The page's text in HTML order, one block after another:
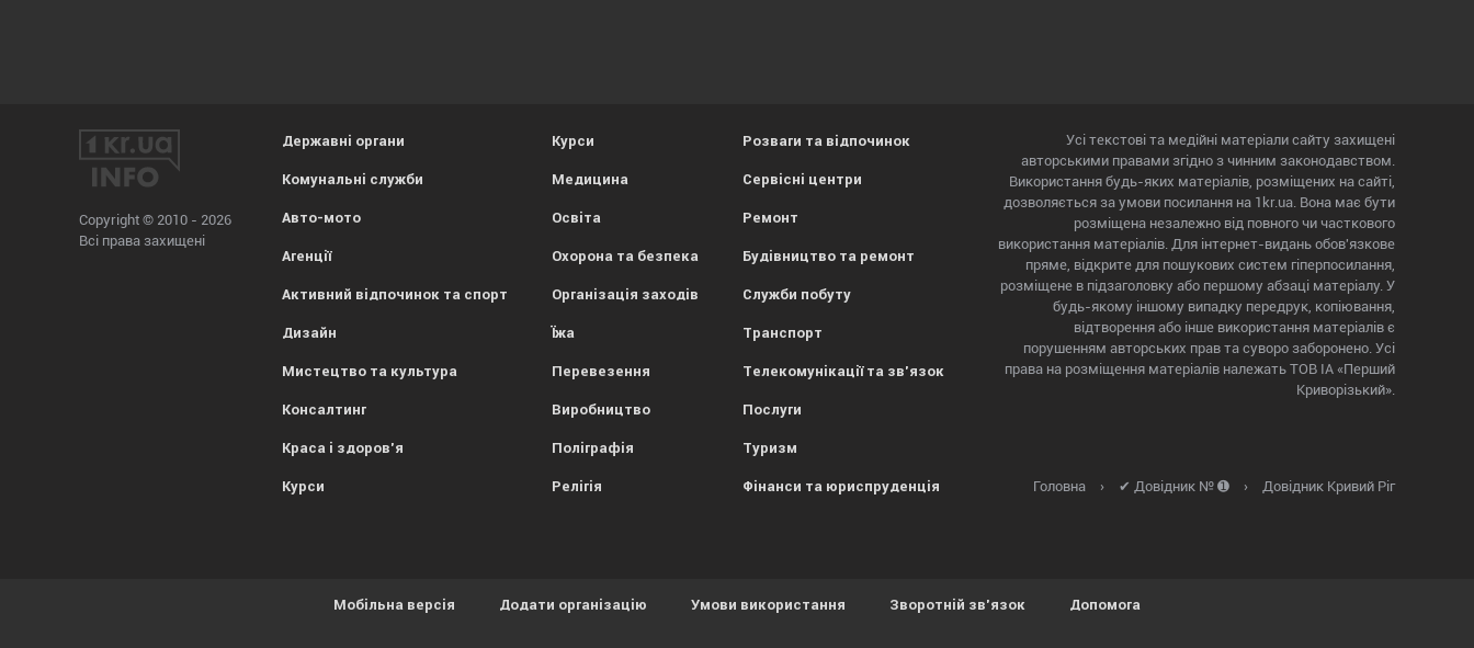
Copyright © 2010 - 2026
Всі права захищені
Державні органи
Комунальні служби
Авто-мото
Агенції
Активний відпочинок та спорт
Дизайн
Мистецтво та культура
Консалтинг
Краса і здоров'я
Курси
Курси
Медицина
Освіта
Охорона та безпека
Організація заходів
Їжа
Перевезення
Виробництво
Поліграфія
Релігія
Розваги та відпочинок
Сервісні центри
Ремонт
Будівництво та ремонт
Служби побуту
Транспорт
Телекомунікації та зв'язок
Послуги
Туризм
Фінанси та юриспруденція
Усі текстові та медійні матеріали сайту захищені
авторськими правами згідно з чинним законодавством.
Використання будь-яких матеріалів, розміщених на сайті,
дозволяється за умови посилання на 1kr.ua. Вона має бути
розміщена незалежно від повного чи часткового
використання матеріалів. Для інтернет-видань обов'язкове
пряме, відкрите для пошукових систем гіперпосилання,
розміщене в підзаголовку або першому абзаці матеріалу. У
будь-якому іншому випадку передрук, копіювання,
відтворення або інше використання матеріалів є
порушенням авторських прав та суворо заборонено. Усі
права на розміщення матеріалів належать ТОВ ІА «Перший
Криворізький».
Головна › ✔ Довідник № ➊ › Довідник Кривий Ріг
Мобільна версія Додати організацію Умови використання Зворотній зв'язок Допомога